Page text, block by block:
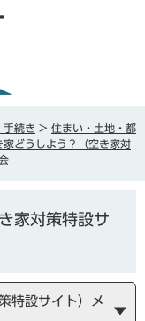
手続き > 住まい・土地・都
家どうしよう？（空き家対
家対策特設サ
特設サイト）メ